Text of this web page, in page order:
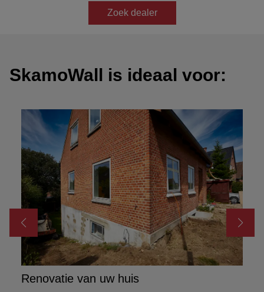
Zoek dealer
SkamoWall is ideaal voor:
Renovatie van uw huis